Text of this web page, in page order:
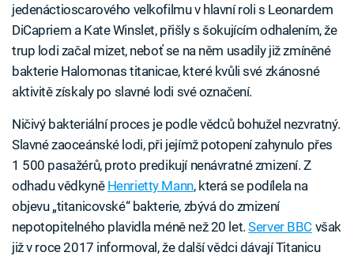
jedenáctioscarového velkofilmu v hlavní roli s Leonardem
DiCapriem a Kate Winslet, přišly s šokujícím odhalením, že
trup lodi začal mizet, neboť se na něm usadily již zmíněné
bakterie Halomonas titanicae, které kvůli své zkánosné
aktivitě získaly po slavné lodi své označení.
Ničivý bakteriální proces je podle vědců bohužel nezvratný.
Slavné zaoceánské lodi, při jejímž potopení zahynulo přes
1 500 pasažérů, proto predikují nenávratné zmizení. Z
odhadu vědkyně Henrietty Mann, která se podílela na
objevu „titanicovské“ bakterie, zbývá do zmizení
nepotopitelného plavidla méně než 20 let.Server BBC však
již v roce 2017 informoval, že další vědci dávají Titanicu